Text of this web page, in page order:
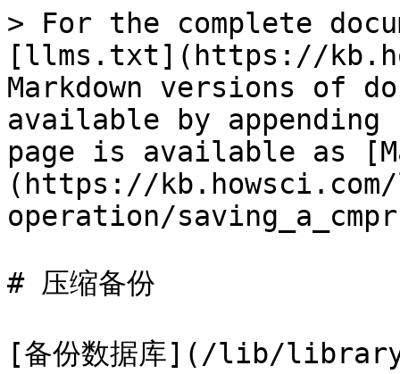
> For the complete
[llms.txt](https://
Markdown versions of
available by
page is available as
(https://
operation/
# 压缩备份
[备份数据库](/lib/